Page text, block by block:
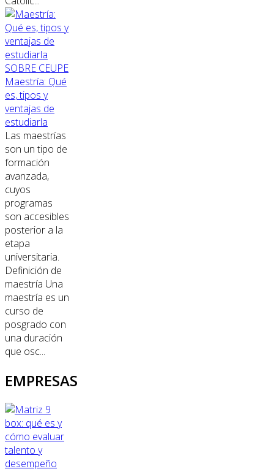
SOBRE CEUPE
Maestría: Qué
es, tipos y
ventajas de
estudiarla
Las maestrías
son un tipo de
formación
avanzada,
cuyos
programas
son accesibles
posterior a la
etapa
universitaria.
Definición de
maestría Una
maestría es un
curso de
posgrado con
una duración
que osc...
EMPRESAS